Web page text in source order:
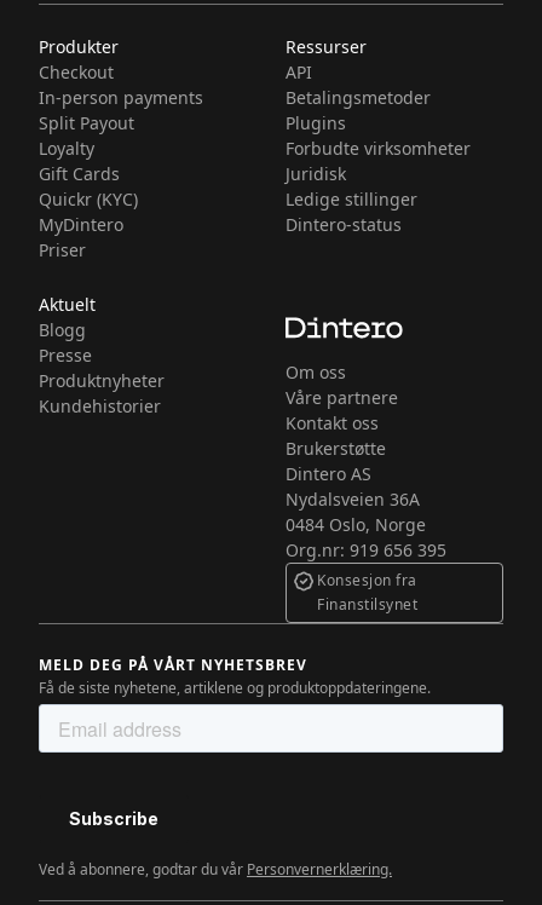
Svenska
Produkter
Checkout
In-person payments
Split Payout
Loyalty
Gift Cards
Quickr (KYC)
MyDintero
Priser
Ressurser
API
Betalingsmetoder
Plugins
Forbudte virksomheter
Juridisk
Ledige stillinger
Dintero-status
Aktuelt
Blogg
Presse
Produktnyheter
Kundehistorier
Om oss
Våre partnere
Kontakt oss
Brukerstøtte
Dintero AS
Nydalsveien 36A
‍0484 Oslo, Norge
Org.nr: 919 656 395
Konsesjon fra
Finanstilsynet
MELD DEG PÅ VÅRT NYHETSBREV
Få de siste nyhetene, artiklene og produktoppdateringene.
Ved å abonnere, godtar du vår Personvernerklæring.